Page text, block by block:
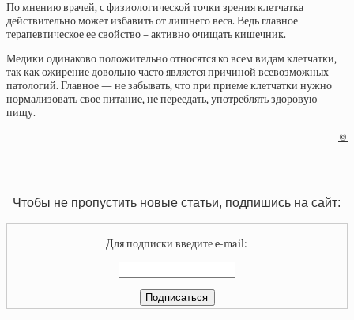
По мнению врачей, с физиологической точки зрения клетчатка
действительно может избавить от лишнего веса. Ведь главное
терапевтическое ее свойство – активно очищать кишечник.
Медики одинаково положительно относятся ко всем видам клетчатки,
так как ожирение довольно часто является причиной всевозможных
патологий. Главное — не забывать, что при приеме клетчатки нужно
нормализовать свое питание, не переедать, употреблять здоровую
пищу.
©
Чтобы не пропустить новые статьи, подпишись на сайт:
Для подписки введите e-mail: